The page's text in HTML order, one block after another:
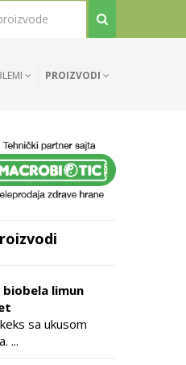
PROIZVODI
biobela limun
sa ukusom
...